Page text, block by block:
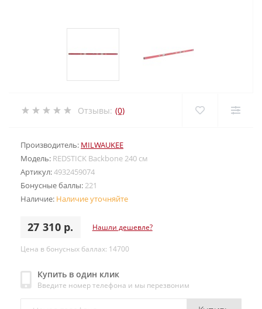
Отзывы: (0)
Производитель: MILWAUKEE
Модель: REDSTICK Backbone 240 см
Артикул:4932459074
Бонусные баллы:221
Наличие: Наличие уточняйте
27 310 р. Нашли дешевле?
Цена в бонусных баллах: 14700
Купить в один клик
Введите номер телефона и мы перезвоним